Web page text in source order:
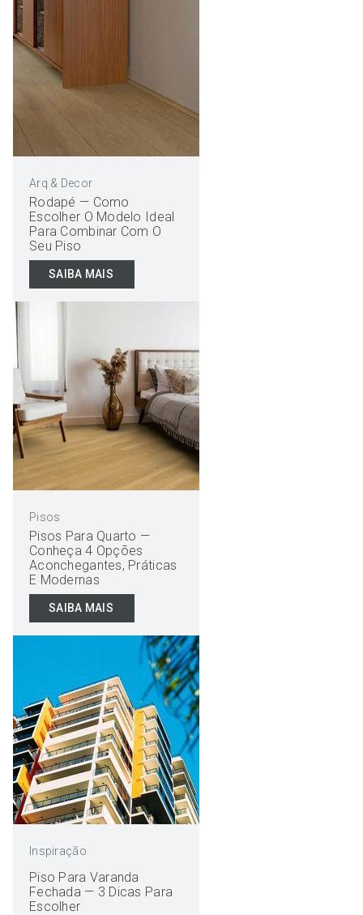
Arq & Decor
Rodapé — Como
Escolher O Modelo Ideal
Para Combinar Com O
Seu Piso
SAIBA MAIS
Pisos
Pisos Para Quarto —
Conheça 4 Opções
Aconchegantes, Práticas
E Modernas
SAIBA MAIS
Inspiração
Piso Para Varanda
Fechada — 3 Dicas Para
Escolher